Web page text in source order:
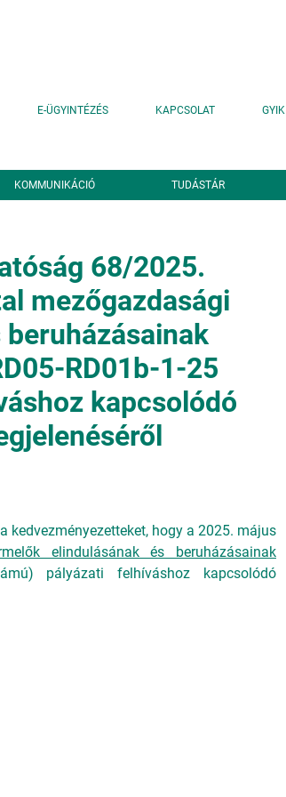
E-ÜGYINTÉZÉS KAPCSOLAT GYIK
KOMMUNIKÁCIÓ TUDÁSTÁR
68/2025.
mezőgazdasági
RD01b-1-25
kapcsolódó
hogy a 2025. május
elindulásának és beruházásainak
pályázati felhíváshoz kapcsolódó